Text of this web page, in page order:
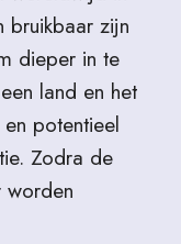
bruikbaar zijn
dieper in te
land en het
potentieel
Zodra de